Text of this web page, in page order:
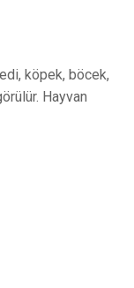
köpek, böcek,
Hayvan